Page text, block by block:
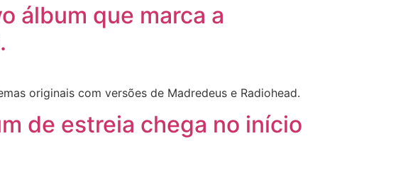
álbum que marca a
originais com versões de Madredeus e Radiohead.
de estreia chega no início